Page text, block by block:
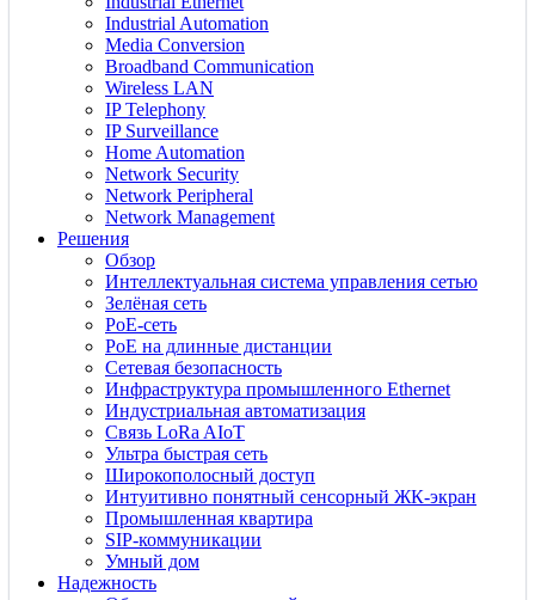
Industrial Automation
Media Conversion
Broadband Communication
Wireless LAN
IP Telephony
IP Surveillance
Home Automation
Network Security
Network Peripheral
Network Management
Решения
Обзор
Интеллектуальная система управления сетью
Зелёная сеть
PoE-сеть
PoE на длинные дистанции
Сетевая безопасность
Инфраструктура промышленного Ethernet
Индустриальная автоматизация
Связь LoRa AIoT
Ультра быстрая сеть
Широкополосный доступ
Интуитивно понятный сенсорный ЖК-экран
Промышленная квартира
SIP-коммуникации
Умный дом
Надежность